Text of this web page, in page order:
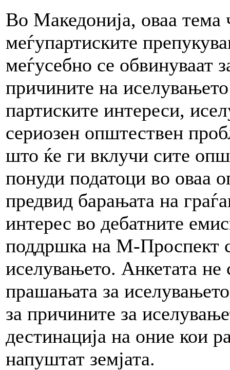
Во Македонија, оваа тема
меѓупартиските
меѓусебно се обвинуваат
причините на
партиските интереси,
сериозен општествен
што ќе ги вклучи сите
понуди податоци во оваа
предвид барањата на
интерес во дебатните
поддршка на М-Проспект
иселувањето. Анкетата
прашањата за
за причините за
дестинација на оние кои
напуштат земјата.